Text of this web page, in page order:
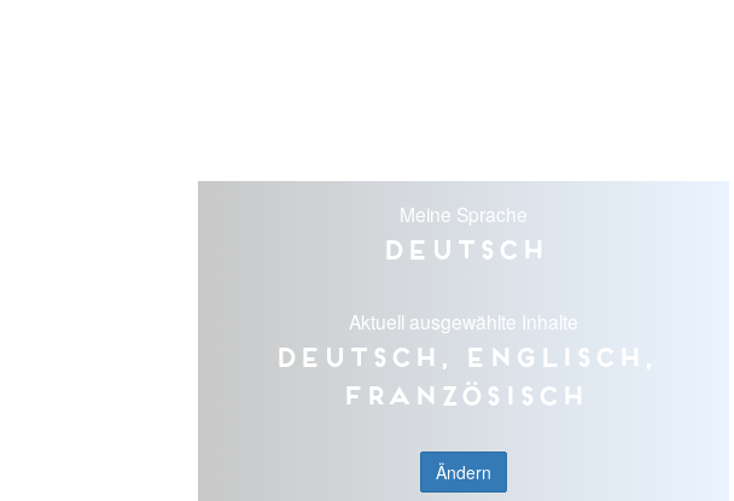
Meine Sprache
Deutsch
Aktuell ausgewählte Inhalte
Deutsch, Englisch,
Französisch
Ändern